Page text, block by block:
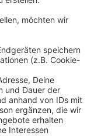
Gevelsberger
die Innenstadt.
Umzug
- gestiftet
Startpunkt ist
Uhr. Der
und die